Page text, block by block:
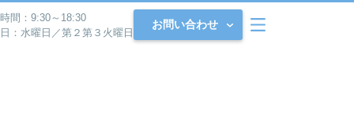
間：9:30～18:30
：水曜日／第２第３火曜日
お問い合わせ